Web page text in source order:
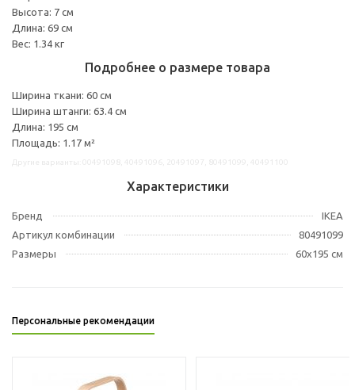
Высота: 7 см
Длина: 69 см
Вес: 1.34 кг
Подробнее о размере товара
Ширина ткани: 60 см
Ширина штанги: 63.4 см
Длина: 195 см
Площадь: 1.17 м²
Характеристики
Бренд
IKEA
Артикул комбинации
80491099
Размеры
60x195 см
Персональные рекомендации